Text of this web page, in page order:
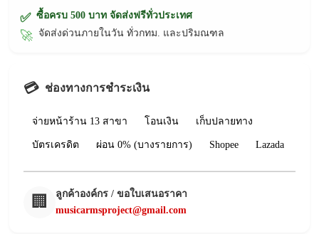
✅ ซื้อครบ 500 บาท จัดส่งฟรีทั่วประเทศ
🚀 จัดส่งด่วนภายในวัน ทั่วกทม. และปริมณฑล
💳 ช่องทางการชำระเงิน
จ่ายหน้าร้าน 13 สาขา โอนเงิน เก็บปลายทาง
บัตรเครดิต ผ่อน 0% (บางรายการ) Shopee Lazada
🏢
ลูกค้าองค์กร / ขอใบเสนอราคา
musicarmsproject@gmail.com